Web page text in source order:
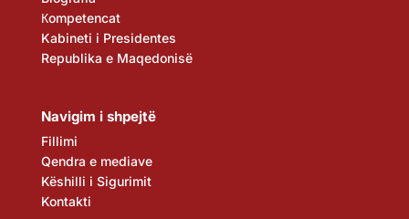
Кompetencat
Kabineti i Presidentes
Republika e Maqedonisë
Navigim i shpejtë
Fillimi
Qendra e mediave
Këshilli i Sigurimit
Kontakti